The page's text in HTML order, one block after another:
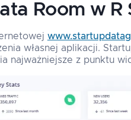
Room w R
własnej aplikacji.
najważniejsze z punktu